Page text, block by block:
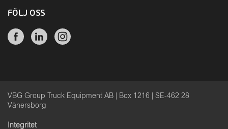
FÖLJ OSS
VBG Group Truck Equipment AB | Box 1216 | SE-462 28
Vänersborg
Integritet